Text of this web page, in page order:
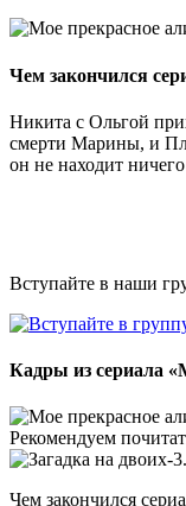
Чем закончился
Никита с Ольгой
смерти Марины, и
он не находит
Вступайте в наши
Кадры из сериала
Рекомендуем
Чем закончился